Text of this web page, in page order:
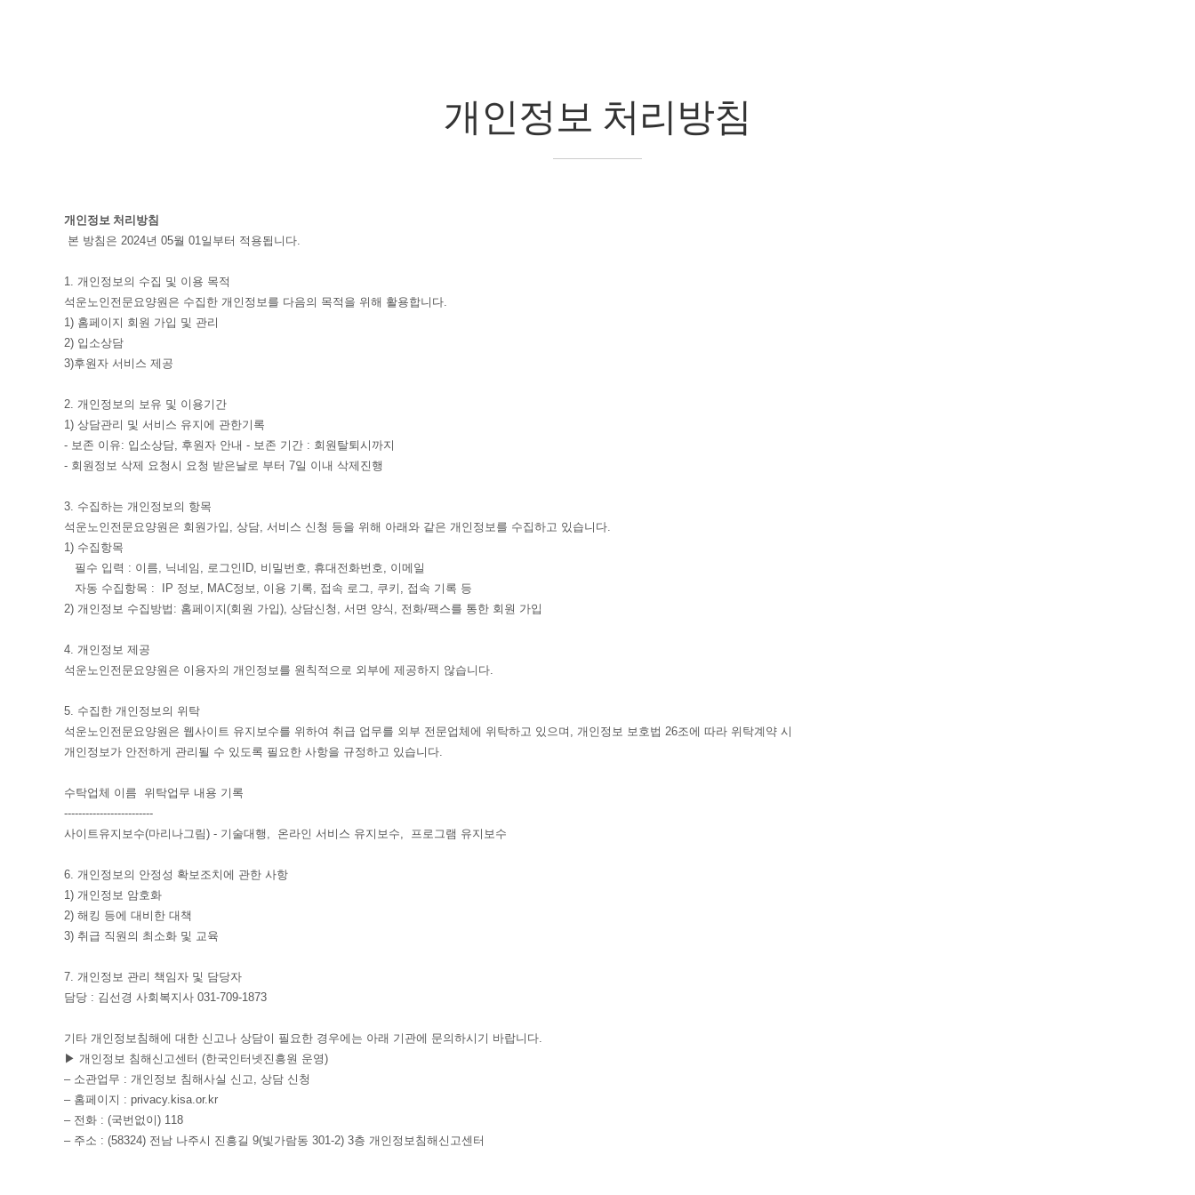
개인정보 처리방침
개인정보 처리방침
본 방침은 2024년 05월 01일부터 적용됩니다.
1. 개인정보의 수집 및 이용 목적
석운노인전문요양원은 수집한 개인정보를 다음의 목적을 위해 활용합니다.
1) 홈페이지 회원 가입 및 관리
2) 입소상담
3)후원자 서비스 제공
2. 개인정보의 보유 및 이용기간
1) 상담관리 및 서비스 유지에 관한기록
- 보존 이유: 입소상담, 후원자 안내 - 보존 기간 : 회원탈퇴시까지
- 회원정보 삭제 요청시 요청 받은날로 부터 7일 이내 삭제진행
3. 수집하는 개인정보의 항목
석운노인전문요양원은 회원가입, 상담, 서비스 신청 등을 위해 아래와 같은 개인정보를 수집하고 있습니다.
1) 수집항목
필수 입력 : 이름, 닉네임, 로그인ID, 비밀번호, 휴대전화번호, 이메일
자동 수집항목 : IP 정보, MAC정보, 이용 기록, 접속 로그, 쿠키, 접속 기록 등
2) 개인정보 수집방법: 홈페이지(회원 가입), 상담신청, 서면 양식, 전화/팩스를 통한 회원 가입
4. 개인정보 제공
석운노인전문요양원은 이용자의 개인정보를 원칙적으로 외부에 제공하지 않습니다.
5. 수집한 개인정보의 위탁
석운노인전문요양원은 웹사이트 유지보수를 위하여 취급 업무를 외부 전문업체에 위탁하고 있으며, 개인정보 보호법 26조에 따라 위탁계약 시
개인정보가 안전하게 관리될 수 있도록 필요한 사항을 규정하고 있습니다.
수탁업체 이름 위탁업무 내용 기록
-------------------------
사이트유지보수(마리나그림) - 기술대행, 온라인 서비스 유지보수, 프로그램 유지보수
6. 개인정보의 안정성 확보조치에 관한 사항
1) 개인정보 암호화
2) 해킹 등에 대비한 대책
3) 취급 직원의 최소화 및 교육
7. 개인정보 관리 책임자 및 담당자
담당 : 김선경 사회복지사 031-709-1873
기타 개인정보침해에 대한 신고나 상담이 필요한 경우에는 아래 기관에 문의하시기 바랍니다.
▶ 개인정보 침해신고센터 (한국인터넷진흥원 운영)
– 소관업무 : 개인정보 침해사실 신고, 상담 신청
– 홈페이지 : privacy.kisa.or.kr
– 전화 : (국번없이) 118
– 주소 : (58324) 전남 나주시 진흥길 9(빛가람동 301-2) 3층 개인정보침해신고센터